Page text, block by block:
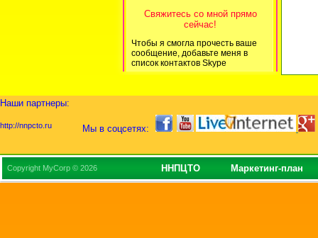
Свяжитесь со мной прямо
сейчас!
Чтобы я смогла прочесть ваше
сообщение, добавьте меня в
список контактов Skype
Наши партнеры:
Мы в соцсетях:
http://nnpcto.ru
Copyright MyCorp © 2026 ННПЦТО Маркетинг-план